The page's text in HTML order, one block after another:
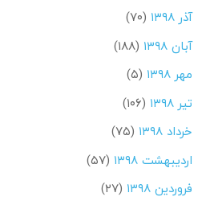
آذر ۱۳۹۸
(۷۰)
آبان ۱۳۹۸
(۱۸۸)
مهر ۱۳۹۸
(۵)
تیر ۱۳۹۸
(۱۰۶)
خرداد ۱۳۹۸
(۷۵)
اردیبهشت ۱۳۹۸
(۵۷)
فروردین ۱۳۹۸
(۲۷)